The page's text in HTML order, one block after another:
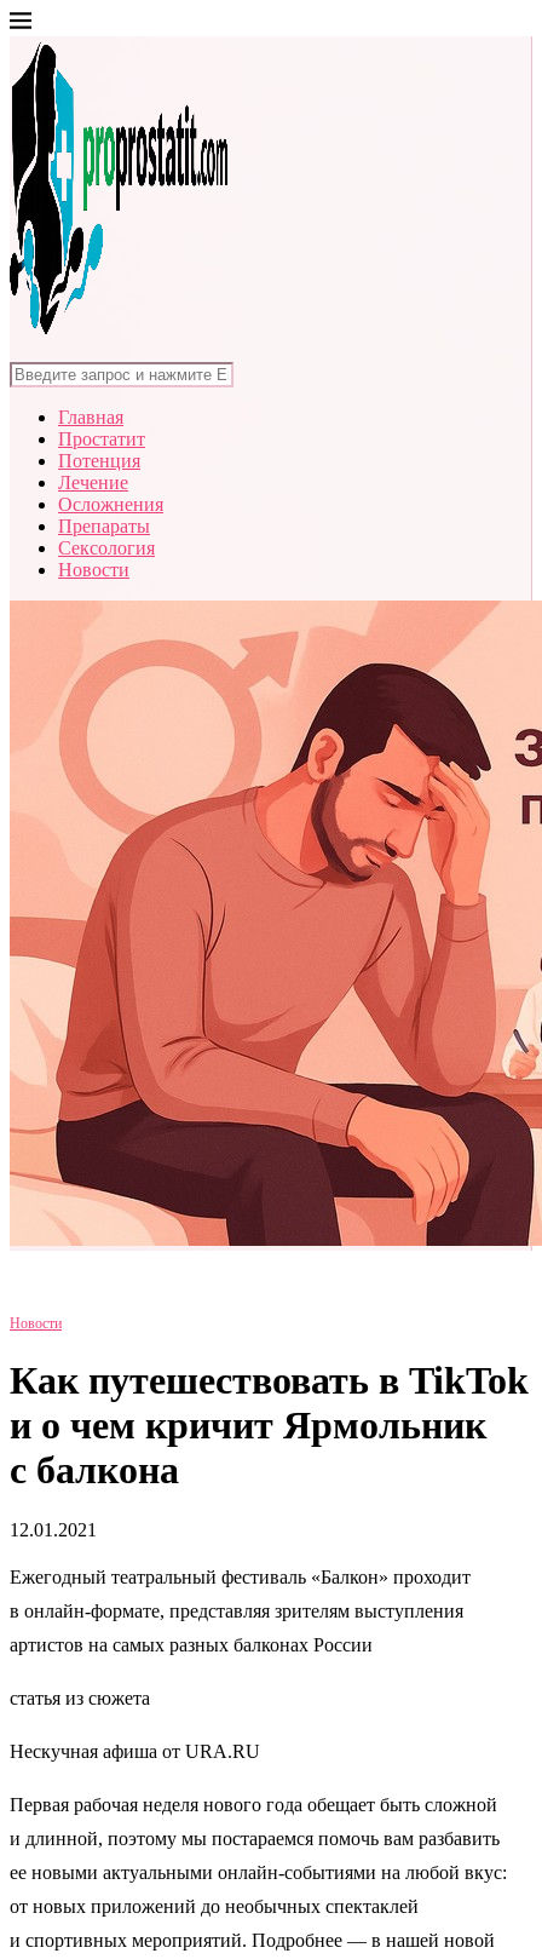
Главная
Простатит
Потенция
Лечение
Осложнения
Препараты
Сексология
Новости
Новости
Как путешествовать в TikTok
и о чем кричит Ярмольник
с балкона
12.01.2021
Ежегодный театральный фестиваль «Балкон» проходит
в онлайн-формате, представляя зрителям выступления
артистов на самых разных балконах России
статья из сюжета
Нескучная афиша от URA.RU
Первая рабочая неделя нового года обещает быть сложной
и длинной, поэтому мы постараемся помочь вам разбавить
ее новыми актуальными онлайн-событиями на любой вкус:
от новых приложений до необычных спектаклей
и спортивных мероприятий. Подробнее — в нашей новой